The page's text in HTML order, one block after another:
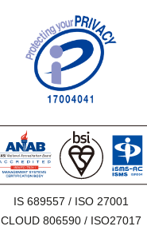
IS 689557 / ISO 27001
CLOUD 806590 / ISO27017